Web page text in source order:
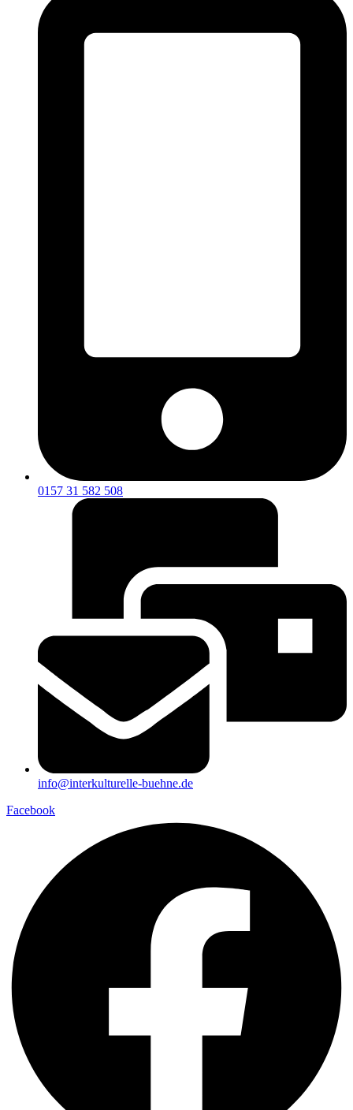
0157 31 582 508
info@interkulturelle-buehne.de
Facebook